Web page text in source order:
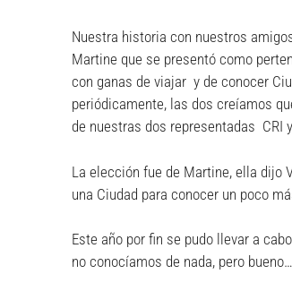
Nuestra historia con nuestros
Martine que se presentó como
con ganas de viajar y de conocer
periódicamente, las dos creíamos
de nuestras dos representadas CRI y
La elección fue de Martine, ella dijo
una Ciudad para conocer un poco
Este año por fin se pudo llevar a
no conocíamos de nada, pero